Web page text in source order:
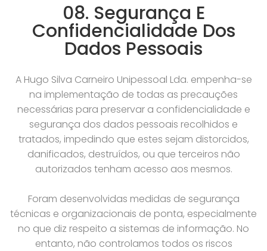
08. Segurança E
Confidencialidade Dos
Dados Pessoais
A Hugo Silva Carneiro Unipessoal Lda. empenha-se
na implementação de todas as precauções
necessárias para preservar a confidencialidade e
segurança dos dados pessoais recolhidos e
tratados, impedindo que estes sejam distorcidos,
danificados, destruídos, ou que terceiros não
autorizados tenham acesso aos mesmos.
Foram desenvolvidas medidas de segurança
técnicas e organizacionais de ponta, especialmente
no que diz respeito a sistemas de informação. No
entanto, não controlamos todos os riscos